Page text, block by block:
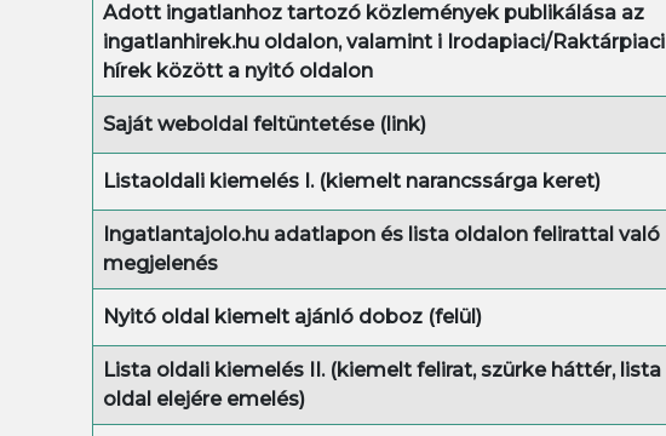
Adott ingatlanhoz tartozó közlemények publikálása az
ingatlanhirek.hu oldalon, valamint i Irodapiaci/Raktárpiaci
hírek között a nyitó oldalon
Saját weboldal feltüntetése (link)
Listaoldali kiemelés I. (kiemelt narancssárga keret)
Ingatlantajolo.hu adatlapon és lista oldalon felirattal való
megjelenés
Nyitó oldal kiemelt ajánló doboz (felül)
Lista oldali kiemelés II. (kiemelt felirat, szürke háttér, lista
oldal elejére emelés)